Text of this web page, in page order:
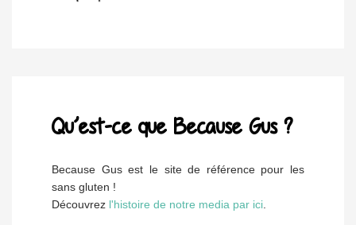
Qu’est-ce que Because Gus ?
Because Gus est le site de référence pour les
sans gluten !
Découvrez l'histoire de notre media par ici.